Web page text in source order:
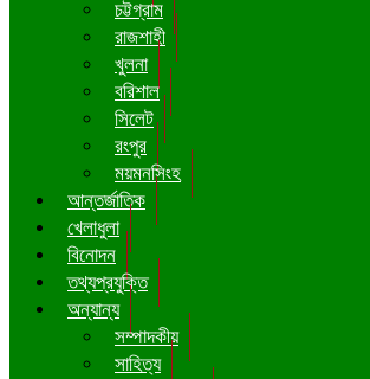
চট্টগ্রাম
রাজশাহী
খুলনা
বরিশাল
সিলেট
রংপুর
ময়মনসিংহ
আন্তর্জাতিক
খেলাধুলা
বিনোদন
তথ্যপ্রযুক্তি
অন্যান্য
সম্পাদকীয়
সাহিত্য